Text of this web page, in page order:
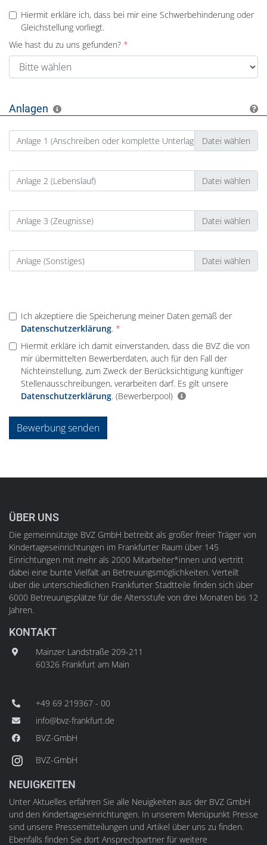
Hiermit erkläre ich, dass bei mir eine Schwerbehinderung oder
Gleichstellung vorliegt.
Wie hast du zu uns gefunden?
Anlagen
Anlage 1 (Anschreiben oder komplette Unterlagen)
Anlage 2 (Lebenslauf)
Anlage 3 (Zeugnisse)
Anlage (Sonstiges)
Ich akzeptiere die Speicherung meiner Daten gemäß der
Datenschutzerklärung.
Hiermit erkläre ich damit einverstanden, dass die BVZ die von
mir übermittelten Bewerberdaten, auch für den Fall der
Nichteinstellung, zum Zweck der Berücksichtigung künftiger
Stellenausschreibungen, verarbeiten darf. Es gilt unsere
Datenschutzerklärung. (Bewerberpool)
Bewerbung senden
ÜBER UNS
Die gemeinnützige BVZ GmbH betreibt als großer freier Träger von
Kindertageseinrichtungen im Frankfurter Raum über 145
Einrichtungen mit mehr als 2000 Mitarbeiter*innen und vertritt
dabei eine bunte Vielfalt an Betreuungsmöglichkeiten. Verteilt
über die unterschiedlichen Frankfurter Stadtteile finden sich über
6000 Betreuungsplätze für die Altersstufe von drei Monaten bis 12
Jahren.
KONTAKT
Mainzer Landstraße 209-211
60326 Frankfurt am Main
+49 69 219367 - 00
info@bvz-frankfurt.de
BVZ-GmbH
BVZ-GmbH
NEUIGKEITEN
Unter Aktuelles erfahren Sie alle Neuigkeiten aus der BVZ GmbH
und den Kindertageseinrichtungen. In unserem Menüpunkt Presse
sind unsere Pressemitteilungen und Artikel über uns zu finden.
Ebenfalls finden Sie dort Ansprechpartner für weitere